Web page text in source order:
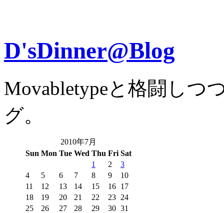
D'sDinner@Blog
Movabletypeと格闘しつ
グ。
2010年7月
Sun Mon Tue Wed Thu Fri Sat
1
2
3
4
5 6 7 8 9
10
11
12 13 14 15 16 17
18
19 20 21 22 23 24
25
26 27 28 29 30 31